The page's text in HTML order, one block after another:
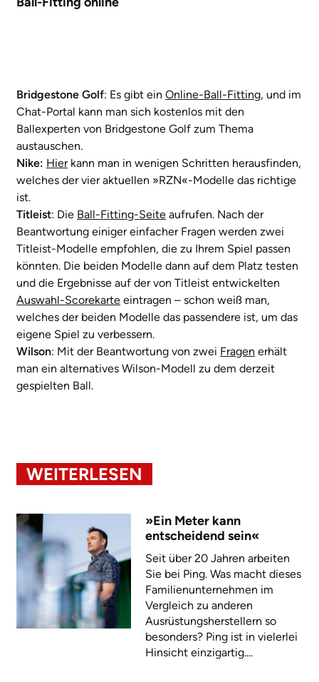
Bridgestone Golf: Es gibt ein Online-Ball-Fitting, und im
Chat-Portal kann man sich kostenlos mit den
Ballexperten von Bridgestone Golf zum Thema
austauschen.
Nike: Hierkann man in wenigen Schritten herausfinden,
welches der vier aktuellen »RZN«-Modelle das richtige
ist.
Titleist: Die Ball-Fitting-Seite aufrufen. Nach der
Beantwortung einiger einfacher Fragen werden zwei
Titleist-Modelle empfohlen, die zu Ihrem Spiel passen
könnten. Die beiden Modelle dann auf dem Platz testen
und die Ergebnisse auf der von Titleist entwickelten
Auswahl-Scorekarte eintragen – schon weiß man,
welches der beiden Modelle das passendere ist, um das
eigene Spiel zu verbessern.
Wilson: Mit der Beantwortung von zwei Fragen erhält
man ein alternatives Wilson-Modell zu dem derzeit
gespielten Ball.
WEITERLESEN
»Ein Meter kann
entscheidend sein«
Seit über 20 Jahren arbeiten
Sie bei Ping. Was macht dieses
Familienunternehmen im
Vergleich zu anderen
Ausrüstungsherstellern so
besonders? Ping ist in vielerlei
Hinsicht einzigartig....